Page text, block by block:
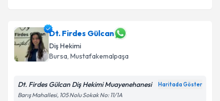
Dt. Firdes Gülcan
Diş Hekimi
Bursa, Mustafakemalpaşa
Dt. Firdes Gülcan Diş Hekimi Muayenehanesi Haritada Göster
Barış Mahallesi, 105 Nolu Sokak No: 11/1A